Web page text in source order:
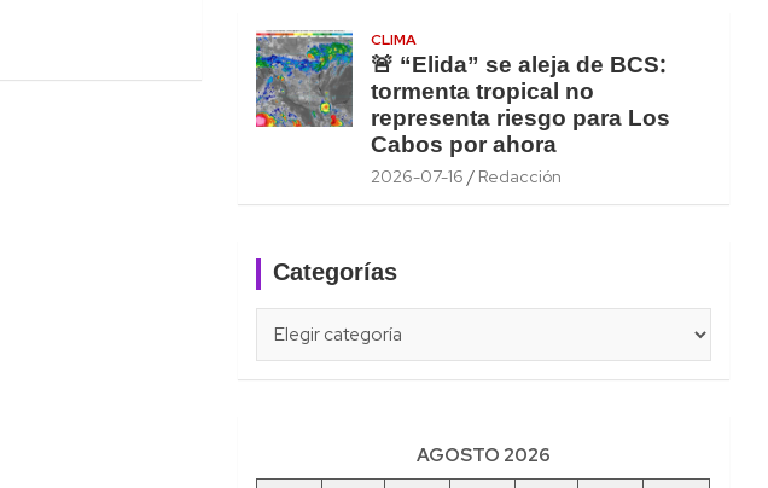
CLIMA
🚨 “Elida” se aleja de BCS:
tormenta tropical no
representa riesgo para Los
Cabos por ahora
2026-07-16 Redacción
Categorías
AGOSTO 2026